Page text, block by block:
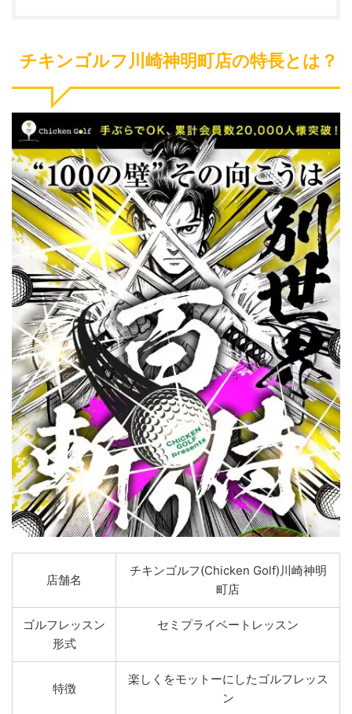
チキンゴルフ川崎神明町店の特長とは？
店舗名
チキンゴルフ(Chicken Golf)川崎神明
町店
ゴルフレッスン
形式
セミプライベートレッスン
特徴
楽しくをモットーにしたゴルフレッス
ン